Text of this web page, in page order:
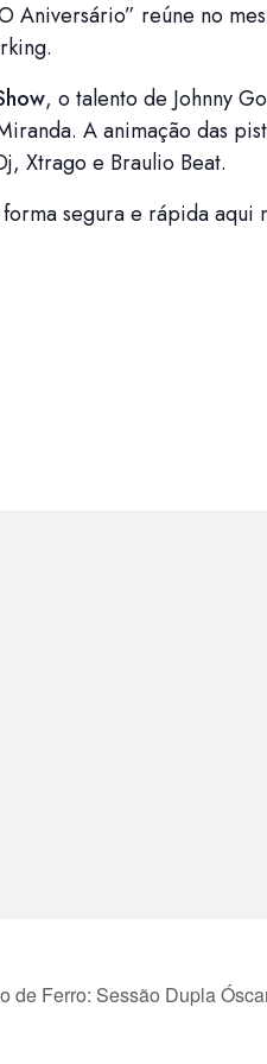
Aniversário” reúne no
, o talento de Johnny
A animação das
Xtrago e Braulio Beat.
segura e rápida aqui
de Ferro: Sessão Dupla